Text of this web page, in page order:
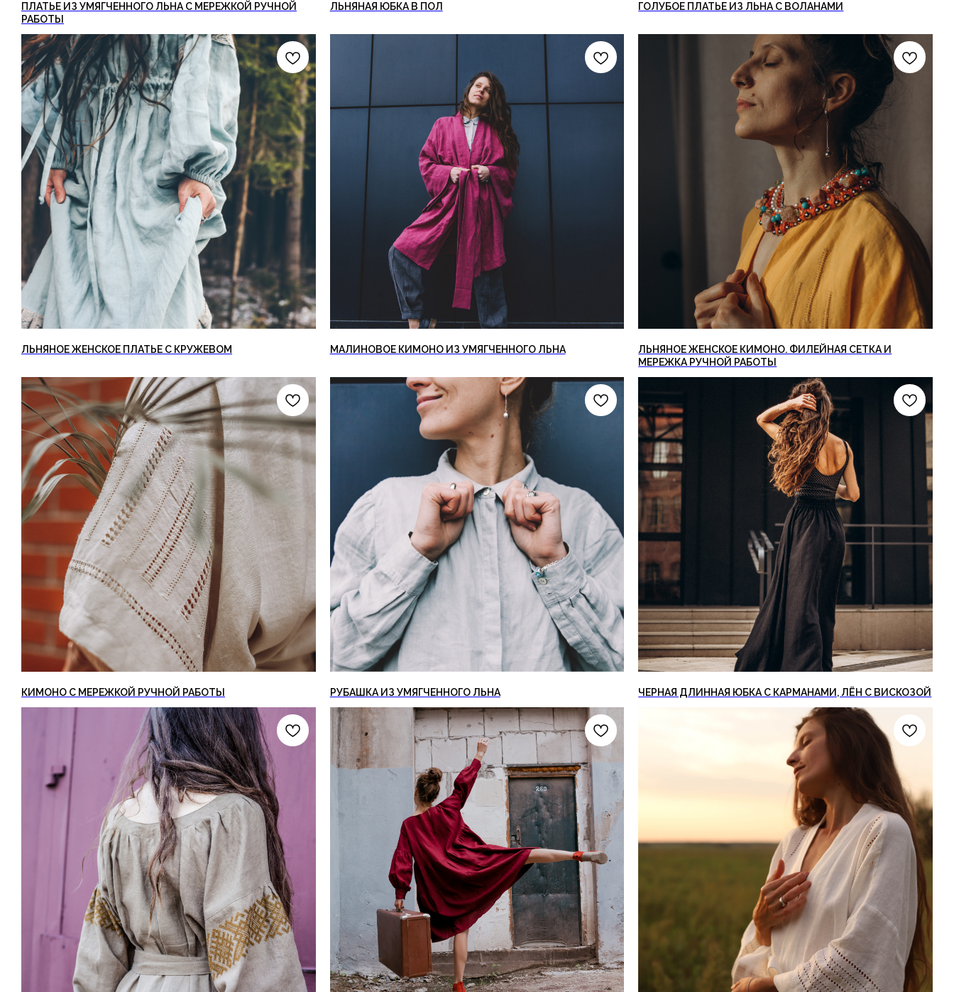
ПЛАТЬЕ ИЗ УМЯГЧЕННОГО ЛЬНА С МЕРЕЖКОЙ РУЧНОЙ
РАБОТЫ
ЛЬНЯНАЯ ЮБКА В ПОЛ ГОЛУБОЕ ПЛАТЬЕ ИЗ ЛЬНА С ВОЛАНАМИ
ЛЬНЯНОЕ ЖЕНСКОЕ ПЛАТЬЕ С КРУЖЕВОМ МАЛИНОВОЕ КИМОНО ИЗ УМЯГЧЕННОГО ЛЬНА
ЛЬНЯНОЕ ЖЕНСКОЕ КИМОНО. ФИЛЕЙНАЯ СЕТКА И
МЕРЕЖКА РУЧНОЙ РАБОТЫ
КИМОНО С МЕРЕЖКОЙ РУЧНОЙ РАБОТЫ РУБАШКА ИЗ УМЯГЧЕННОГО ЛЬНА ЧЕРНАЯ ДЛИННАЯ ЮБКА С КАРМАНАМИ, ЛЁН С ВИСКОЗОЙ